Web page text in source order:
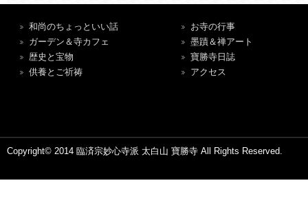
和尚のちょっといい話
ガーデン＆寺カフェ
歴史と宝物
供養とご祈祷
お寺の行事
墨蹟＆禅アート
寶勝寺日誌
アクセス
Copyright© 2014 臨済宗妙心寺派 太白山 寶勝寺 All Rights Reserved.